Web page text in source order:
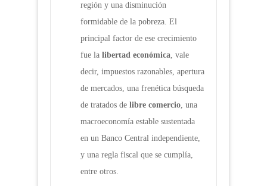
región y una disminución
formidable de la pobreza. El
principal factor de ese crecimiento
fue la libertad económica, vale
decir, impuestos razonables, apertura
de mercados, una frenética búsqueda
de tratados de libre comercio, una
macroeconomía estable sustentada
en un Banco Central independiente,
y una regla fiscal que se cumplía,
entre otros.